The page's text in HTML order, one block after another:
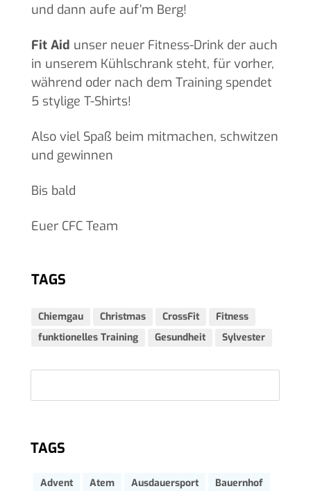
und dann aufe auf’m Berg!
Fit Aid unser neuer Fitness-Drink der auch
in unserem Kühlschrank steht, für vorher,
während oder nach dem Training spendet
5 stylige T-Shirts!
Also viel Spaß beim mitmachen, schwitzen
und gewinnen
Bis bald
Euer CFC Team
TAGS
Chiemgau Christmas CrossFit
Fitness
funktionelles Training
Gesundheit Sylvester
TAGS
Advent Atem Ausdauersport
Bauernhof